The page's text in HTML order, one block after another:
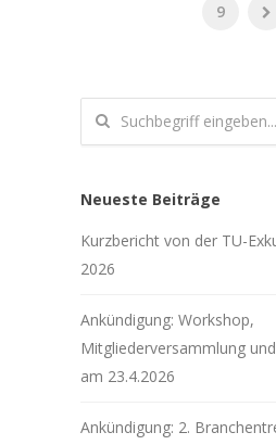
9
Neueste Beiträge
Kurzbericht von der TU-
2026
Ankündigung: Workshop,
Mitgliederversammlung
am 23.4.2026
Ankündigung: 2.